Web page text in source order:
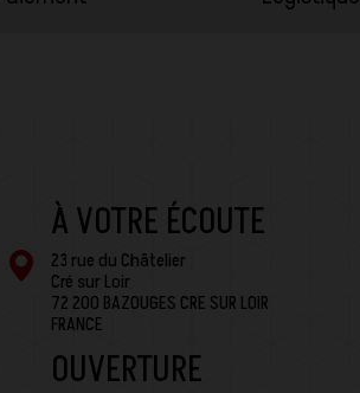
À VOTRE ÉCOUTE
23 rue du Châtelier
Cré sur Loir
72 200 BAZOUGES CRE SUR LOIR
FRANCE
OUVERTURE